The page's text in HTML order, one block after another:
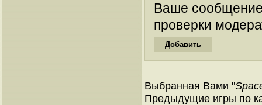
Ваше
проверки
Выбранная Вами "
Предыдущие игры по